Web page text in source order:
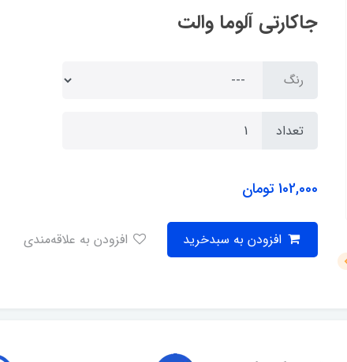
جاکارتی آلوما والت
رنگ
تعداد
102,000تومان